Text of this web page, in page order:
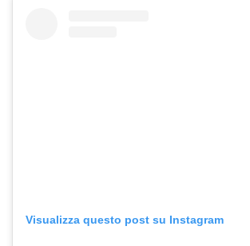
Visualizza questo post su Instagram